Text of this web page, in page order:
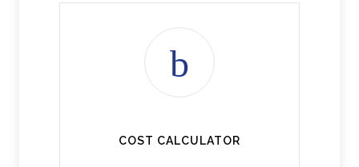
COST CALCULATOR